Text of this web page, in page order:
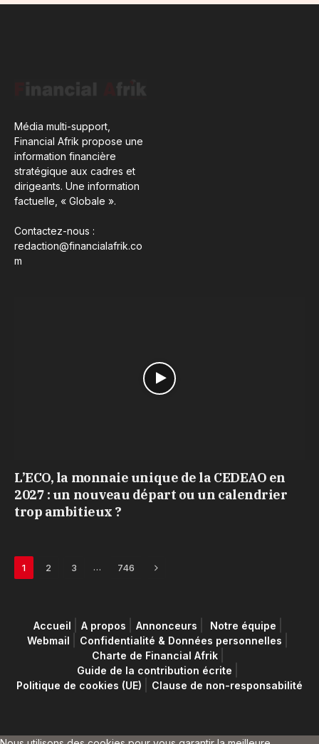
Média multi-support,
Financial Afrik propose une
information financière
stratégique aux cadres et
dirigeants. Une information
factuelle, « Globale ».
Contactez-nous :
redaction@financialafrik.co
m
L’ECO, la monnaie unique de la CEDEAO en
2027 : un nouveau départ ou un calendrier
trop ambitieux ?
1 2 3 … 746 Next
Accueil A propos Annonceurs
Notre équipe
Webmail
Confidentialité & Données personnelles
Charte de Financial Afrik
Guide de la contribution écrite
Politique de cookies (UE)
Clause de non-responsabilité